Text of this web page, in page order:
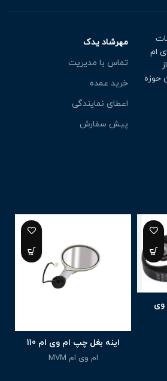
ام
حوزه
مهرشاد یدک
تماس با مدیریت
خرید عمده
اعطای نمایندگی
پیش سفارش
وی
اینه بغل چپ ام وی ام 110
ام وی ام MVM